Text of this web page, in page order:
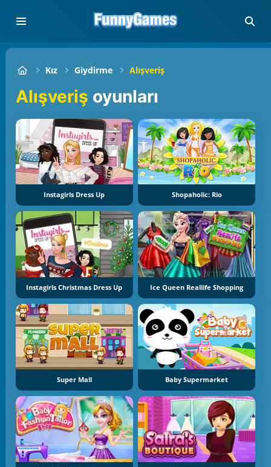
Kız Giydirme Alışveriş
Alışveriş oyunları
Instagirls Dress Up Shopaholic: Rio
Instagirls Christmas Dress Up Ice Queen Reallife Shopping
Super Mall Baby Supermarket